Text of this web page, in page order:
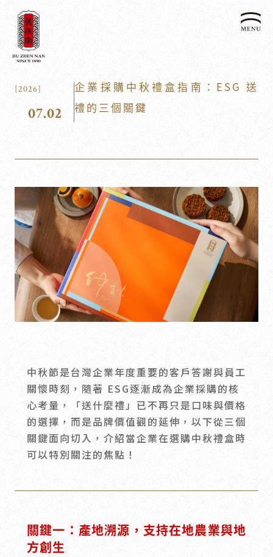
關於我們
認識漢餅文化
24節氣文化
漢餅文化館
企業客製贈禮區
預約品鑑
喜餅預約
企業永續發展 ESG
永續新聞集
利害關係人
最新消息
聯絡我們
全台據點
客服中心
會員禮遇
人才招募
線上購物 會員禮遇 企業客製
© 2026 JIU ZHEN NAN.CO All rights reserved
Site by 很好設計 Goods Design
[2026]
07.02
企業採購中秋禮盒指南：ESG 送
禮的三個關鍵
中秋節是台灣企業年度重要的客戶答謝與員工
關懷時刻，隨著 ESG逐漸成為企業採購的核
心考量，「送什麼禮」已不再只是口味與價格
的選擇，而是品牌價值觀的延伸，以下從三個
關鍵面向切入，介紹當企業在選購中秋禮盒時
可以特別關注的焦點！
關鍵一：產地溯源，支持在地農業與地
方創生